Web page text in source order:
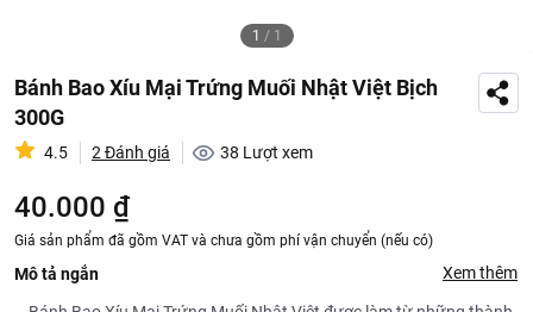
1 / 1
Bánh Bao Xíu Mại Trứng Muối Nhật Việt Bịch
300G
4.5 2 Đánh giá 38 Lượt xem
40.000 ₫
Giá sản phẩm đã gồm VAT và chưa gồm phí vận chuyển (nếu có)
Mô tả ngắn Xem thêm